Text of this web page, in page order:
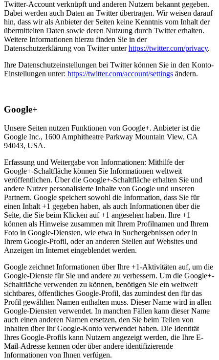
Twitter-Account verknüpft und anderen Nutzern bekannt gegeben.
Dabei werden auch Daten an Twitter übertragen. Wir weisen darauf
hin, dass wir als Anbieter der Seiten keine Kenntnis vom Inhalt der
übermittelten Daten sowie deren Nutzung durch Twitter erhalten.
Weitere Informationen hierzu finden Sie in der
Datenschutzerklärung von Twitter unterhttps://twitter.com/privacy.
Ihre Datenschutzeinstellungen bei Twitter können Sie in den Konto-
Einstellungen unter: https://twitter.com/account/settings ändern.
Google+
Unsere Seiten nutzen Funktionen von Google+. Anbieter ist die
Google Inc., 1600 Amphitheatre Parkway Mountain View, CA
94043, USA.
Erfassung und Weitergabe von Informationen: Mithilfe der
Google+-Schaltfläche können Sie Informationen weltweit
veröffentlichen. Über die Google+-Schaltfläche erhalten Sie und
andere Nutzer personalisierte Inhalte von Google und unseren
Partnern. Google speichert sowohl die Information, dass Sie für
einen Inhalt +1 gegeben haben, als auch Informationen über die
Seite, die Sie beim Klicken auf +1 angesehen haben. Ihre +1
können als Hinweise zusammen mit Ihrem Profilnamen und Ihrem
Foto in Google-Diensten, wie etwa in Suchergebnissen oder in
Ihrem Google-Profil, oder an anderen Stellen auf Websites und
Anzeigen im Internet eingeblendet werden.
Google zeichnet Informationen über Ihre +1-Aktivitäten auf, um die
Google-Dienste für Sie und andere zu verbessern. Um die Google+-
Schaltfläche verwenden zu können, benötigen Sie ein weltweit
sichtbares, öffentliches Google-Profil, das zumindest den für das
Profil gewählten Namen enthalten muss. Dieser Name wird in allen
Google-Diensten verwendet. In manchen Fällen kann dieser Name
auch einen anderen Namen ersetzen, den Sie beim Teilen von
Inhalten über Ihr Google-Konto verwendet haben. Die Identität
Ihres Google-Profils kann Nutzern angezeigt werden, die Ihre E-
Mail-Adresse kennen oder über andere identifizierende
Informationen von Ihnen verfügen.